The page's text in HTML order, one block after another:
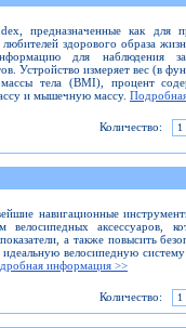
предназначенные как для
здорового образа
для наблюдения
Устройство измеряет вес (в
тела (BMI), процент
и мышечную массу.
Количество:
навигационные
аксессуаров,
а также повысить
велосипедную
информация >>
Количество: